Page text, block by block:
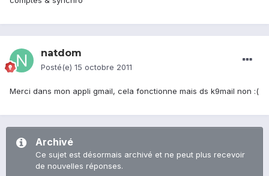
natdom
Posté(e) 15 octobre 2011
Merci dans mon appli gmail, cela fonctionne mais ds k9mail non :(
Archivé
Ce sujet est désormais archivé et ne peut plus recevoir
de nouvelles réponses.